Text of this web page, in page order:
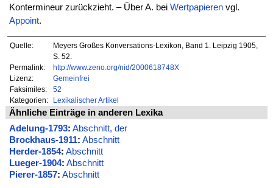
Kontermineur zurückzieht. – Über A. bei Wertpapierenvgl.
Appoint.
Quelle:
Meyers Großes Konversations-Lexikon, Band 1. Leipzig 1905,
S. 52.
Permalink:
http://www.zeno.org/nid/2000618748X
Lizenz:
Gemeinfrei
Faksimiles:
52
Kategorien:
Lexikalischer Artikel
Ähnliche Einträge in anderen Lexika
Adelung-1793: Abschnitt, der
Brockhaus-1911: Abschnitt
Herder-1854: Abschnitt
Lueger-1904: Abschnitt
Pierer-1857: Abschnitt